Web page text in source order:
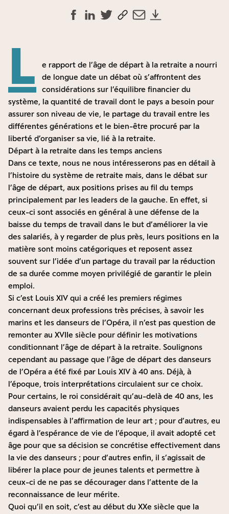
L
e rapport de l’âge de départ à la retraite a nourri
de longue date un débat où s’affrontent des
considérations sur l’équilibre financier du
système, la quantité de travail dont le pays a besoin pour
assurer son niveau de vie, le partage du travail entre les
différentes générations et le bien-être procuré par la
liberté d’organiser sa vie, lié à la retraite.
Départ à la retraite dans les temps anciens
Dans ce texte, nous ne nous intéresserons pas en détail à
l’histoire du système de retraite mais, dans le débat sur
l’âge de départ, aux positions prises au fil du temps
principalement par les leaders de la gauche. En effet, si
ceux-ci sont associés en général à une défense de la
baisse du temps de travail dans le but d’améliorer la vie
des salariés, à y regarder de plus près, leurs positions en la
matière sont moins catégoriques et reposent assez
souvent sur l’idée d’un partage du travail par la réduction
de sa durée comme moyen privilégié de garantir le plein
emploi.
Si c’est Louis XIV qui a créé les premiers régimes
concernant deux professions très précises, à savoir les
marins et les danseurs de l’Opéra, il n’est pas question de
remonter au XVIIe siècle pour définir les motivations
conditionnant l’âge de départ à la retraite. Soulignons
cependant au passage que l’âge de départ des danseurs
de l’Opéra a été fixé par Louis XIV à 40 ans. Déjà, à
l’époque, trois interprétations circulaient sur ce choix.
Pour certains, le roi considérait qu’au-delà de 40 ans, les
danseurs avaient perdu les capacités physiques
indispensables à l’affirmation de leur art ; pour d’autres, eu
égard à l’espérance de vie de l’époque, il avait adopté cet
âge pour que sa décision se concrétise effectivement dans
la vie des danseurs ; pour d’autres enfin, il s’agissait de
libérer la place pour de jeunes talents et permettre à
ceux-ci de ne pas se décourager dans l’attente de la
reconnaissance de leur mérite.
Quoi qu’il en soit, c’est au début du XXe siècle que la